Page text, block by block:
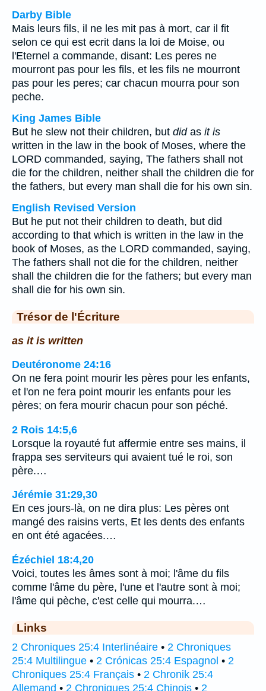
Darby Bible
Mais leurs fils, il ne les mit pas à mort, car il fit
selon ce qui est ecrit dans la loi de Moise, ou
l'Eternel a commande, disant: Les peres ne
mourront pas pour les fils, et les fils ne mourront
pas pour les peres; car chacun mourra pour son
peche.
King James Bible
But he slew not their children, but didas it is
written in the law in the book of Moses, where the
LORD commanded, saying, The fathers shall not
die for the children, neither shall the children die for
the fathers, but every man shall die for his own sin.
English Revised Version
But he put not their children to death, but did
according to that which is written in the law in the
book of Moses, as the LORD commanded, saying,
The fathers shall not die for the children, neither
shall the children die for the fathers; but every man
shall die for his own sin.
Trésor de l'Écriture
as it is written
Deutéronome 24:16
On ne fera point mourir les pères pour les enfants,
et l'on ne fera point mourir les enfants pour les
pères; on fera mourir chacun pour son péché.
2 Rois 14:5,6
Lorsque la royauté fut affermie entre ses mains, il
frappa ses serviteurs qui avaient tué le roi, son
père.…
Jérémie 31:29,30
En ces jours-là, on ne dira plus: Les pères ont
mangé des raisins verts, Et les dents des enfants
en ont été agacées.…
Ézéchiel 18:4,20
Voici, toutes les âmes sont à moi; l'âme du fils
comme l'âme du père, l'une et l'autre sont à moi;
l'âme qui pèche, c'est celle qui mourra.…
Links
2 Chroniques 25:4 Interlinéaire • 2 Chroniques
25:4 Multilingue • 2 Crónicas 25:4 Espagnol • 2
Chroniques 25:4 Français • 2 Chronik 25:4
Allemand • 2 Chroniques 25:4 Chinois • 2